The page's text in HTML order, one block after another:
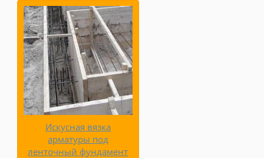
Искусная вязка
арматуры под
ленточный фундамент